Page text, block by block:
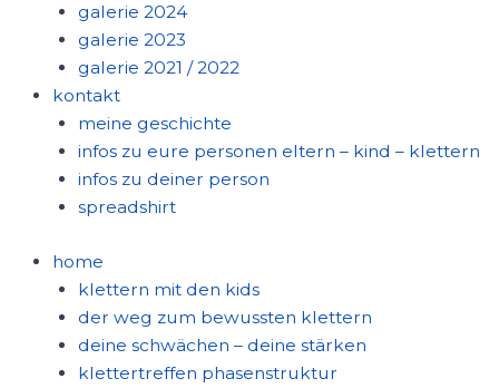
galerie 2024
galerie 2023
galerie 2021 / 2022
kontakt
meine geschichte
infos zu eure personen eltern – kind – klettern
infos zu deiner person
spreadshirt
home
klettern mit den kids
der weg zum bewussten klettern
deine schwächen – deine stärken
klettertreffen phasenstruktur